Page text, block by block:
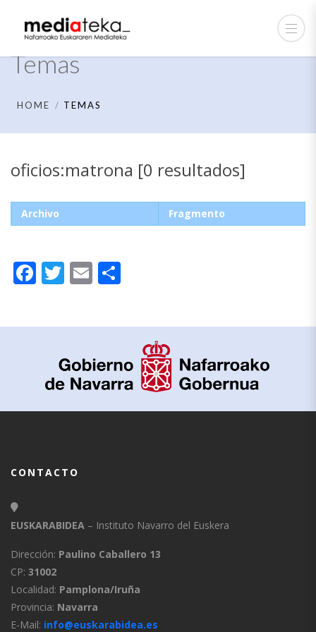
Temas
HOME TEMAS
oficios:matrona [0 resultados]
Archivo Fragmento
Facebook
Twitter
Email
CONTACTO
EUSKARABIDEA – Instituto Navarro del Euskera
Dirección: Paulino Caballero 13
CP: 31002
Localidad: Pamplona/Iruña
Provincia: Navarra
E-Mail: info@euskarabidea.es